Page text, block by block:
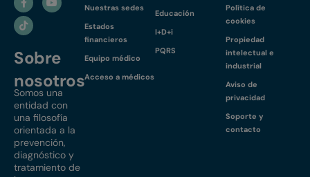
Sobre
nosotros
Somos una
entidad con
una filosofía
orientada a la
prevención,
diagnóstico y
tratamiento de
Nuestras sedes
Estados
financieros
Equipo médico
Acceso a médicos
Educación
I+D+i
PQRS
Política de
cookies
Propiedad
intelectual e
industrial
Aviso de
privacidad
Soporte y
contacto